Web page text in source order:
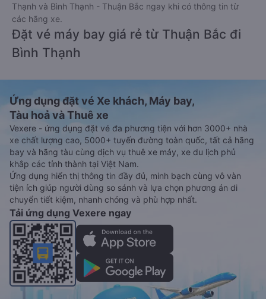
Thạnh và Bình Thạnh - Thuận Bắc ngay khi có thông tin từ
các hãng xe.
Đặt vé máy bay giá rẻ từ Thuận Bắc đi
Bình Thạnh
Ứng dụng đặt vé Xe khách, Máy bay,
Tàu hoả và Thuê xe
Vexere - ứng dụng đặt vé đa phương tiện với hơn 3000+ nhà
xe chất lượng cao, 5000+ tuyến đường toàn quốc, tất cả hãng
bay và hãng tàu cùng dịch vụ thuê xe máy, xe du lịch phủ
khắp các tỉnh thành tại Việt Nam.
Ứng dụng hiển thị thông tin đầy đủ, minh bạch cùng vô vàn
tiện ích giúp người dùng so sánh và lựa chọn phương án di
chuyển tiết kiệm, nhanh chóng và phù hợp nhất.
Tải ứng dụng Vexere ngay